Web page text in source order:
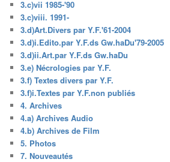
3.c)vii 1985-'90
3.c)viii. 1991-
3.d)Art.Divers par Y.F.'61-2004
3.d)i.Edito.par Y.F.ds Gw.haDu'79-2005
3.d)ii.Art.par Y.F.ds Gw.haDu
3.e) Nécrologies par Y.F.
3.f) Textes divers par Y.F.
3.f)i.Textes par Y.F.non publiés
4. Archives
4.a) Archives Audio
4.b) Archives de Film
5. Photos
7. Nouveautés